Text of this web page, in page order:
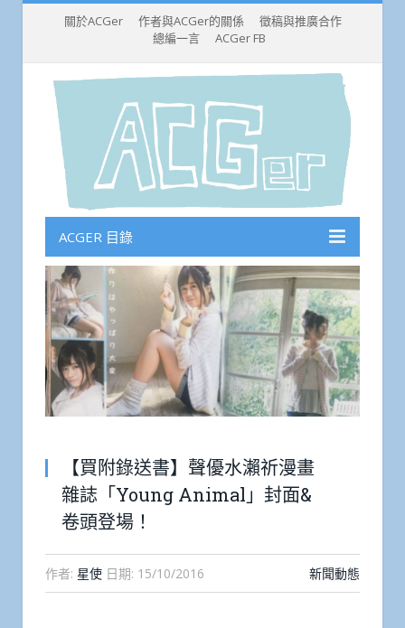
關於ACGer 作者與ACGer的關係
徵稿與推廣合作
總編一言
ACGer FB
ACGER 目錄
【買附錄送書】聲優水瀨祈漫畫
雜誌「Young Animal」封面&
卷頭登場！
作者: 星使 日期: 15/10/2016 新聞動態